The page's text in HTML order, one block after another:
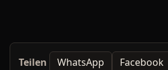
Teilen WhatsApp Facebook